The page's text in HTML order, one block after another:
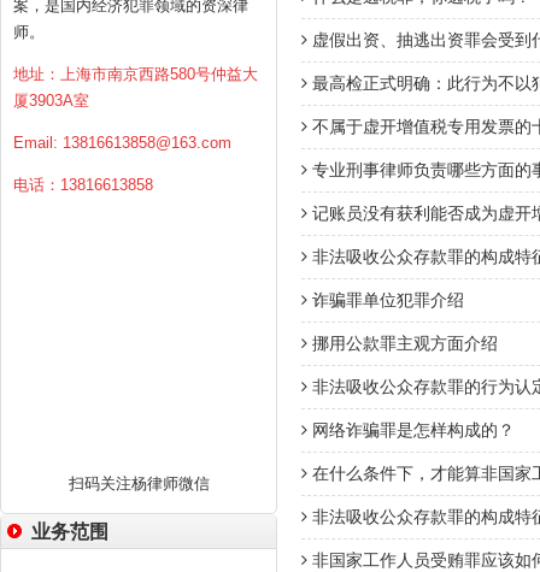
案，是国内经济犯罪领域的资深律
师。
地址：上海市南京西路580号仲益大
厦3903A室
Email: 13816613858@163.com
电话：13816613858
扫码关注杨律师微信
业务范围
虚假出资、抽逃出资罪会受到
最高检正式明确：此行为不以
不属于虚开增值税专用发票的
专业刑事律师负责哪些方面的
记账员没有获利能否成为虚开
非法吸收公众存款罪的构成特
诈骗罪单位犯罪介绍
挪用公款罪主观方面介绍
非法吸收公众存款罪的行为认
网络诈骗罪是怎样构成的？
在什么条件下，才能算非国家
非法吸收公众存款罪的构成特
非国家工作人员受贿罪应该如